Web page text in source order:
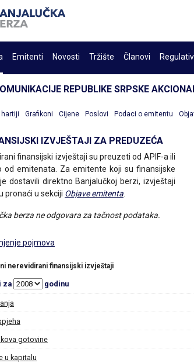
Emitenti Novosti Tržište Članovi
REPUBLIKE SRPSKE
hartiji Grafikoni Cijene Poslovi Podaci o emitentu
IZVJEŠTAJI ZA PREDUZEĆA
finansijski izvještaji su preuzeti od APIF-a ili
od emitenata. Za emitente koji su finansijske
dostavili direktno Banjalučkoj berzi, izvještaji
pronaći u sekciji Objave emitenta.
berza ne odgovara za tačnost podataka.
pojmova
nerevidirani finansijski izvještaji
za godinu
gotovine
u kapitalu